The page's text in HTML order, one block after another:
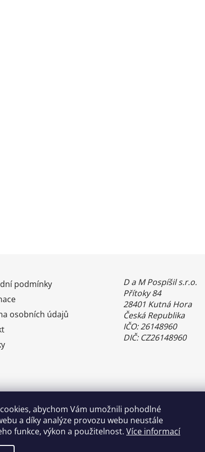
abychom Vám umožnili pohodlné
a díky analýze provozu webu neustále
funkce, výkon a použitelnost. Více informací
podmínky
osobních údajů
D a M Pospíšil s.r.o.
Přítoky 84
28401 Kutná Hora
Česká Republika
IČO: 26148960
DIČ: CZ26148960
Benefity Pluxee - Sodexo